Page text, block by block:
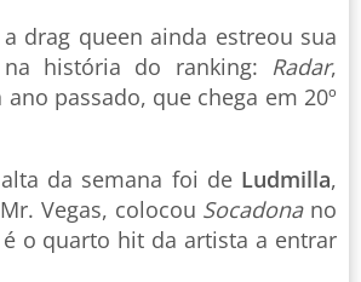
drag queen ainda estreou sua
história do ranking: Radar,
passado, que chega em 20º
da semana foi de Ludmilla,
Vegas, colocou Socadonano
é o quarto hit da artista a entrar